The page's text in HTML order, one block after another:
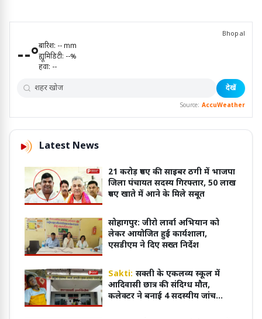
Bhopal
--°बारिश: --mm
ह्यूमिडिटी: --%
हवा: --
देखें
Source: AccuWeather
Latest News
21 करोड़ रुपए की साइबर ठगी में भाजपा
जिला पंचायत सदस्य गिरफ्तार, 50 लाख
रुपए खाते में आने के मिले सबूत
सोहागपुर: जीरो लार्वा अभियान को
लेकर आयोजित हुई कार्यशाला,
एसडीएम ने दिए सख्त निर्देश
Sakti: सक्ती के एकलव्य स्कूल में
आदिवासी छात्र की संदिग्ध मौत,
कलेक्टर ने बनाई 4 सदस्यीय जांच